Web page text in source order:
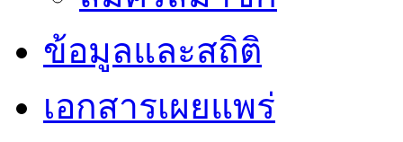
ข้อมูลและสถิติ
เอกสารเผยแพร่